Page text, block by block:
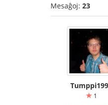
Mesaĝoj: 23
1